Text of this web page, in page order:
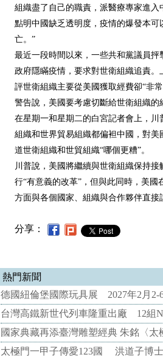
組織盡了自己的職責，派醫療專家進
點明中國缺乏透明度，疫情的爆發本
亡。”
最近一段時間以來，一些共和黨議員
政府隱瞞疫情，要求對世衛組織追責
評世衛組織主要從美國獲取經費卻“非
警告說，美國要考慮切斷給世衛組織的
在星期一和星期二的白宮記者會上，
組織和世界貿易組織都偏袒中國，對
道世衛組織和世貿組織“哪個更糟”。
川普說，美國將繼續與世衛組織保持
行“有意義的改革”，但與此同時，美國
方面與各個國家、組織與合作夥伴直接
分享：
熱門新聞
德國紐倫堡國際玩具展 2027年2月2-
台灣高鐵新世代列車隆重出廠 12組
國家典藏再添臺灣雕塑經典 朱銘〈
太極門一甲子傳愛123國 洪道子博